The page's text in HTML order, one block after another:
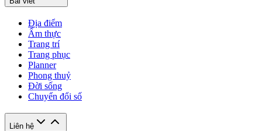
Địa điểm
Ẩm thực
Trang trí
Trang phục
Planner
Phong thuỷ
Đời sống
Chuyển đổi số
Liên hệ